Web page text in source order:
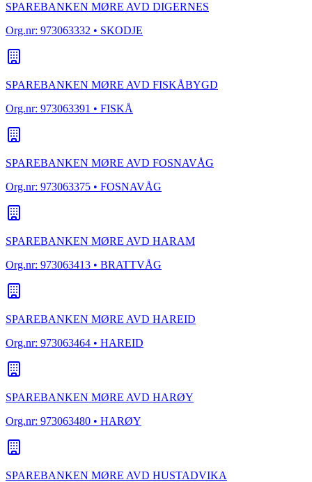
SPAREBANKEN MØRE AVD DIGERNES
Org.nr: 973063332 • SKODJE
SPAREBANKEN MØRE AVD FISKÅBYGD
Org.nr: 973063391 • FISKÅ
SPAREBANKEN MØRE AVD FOSNAVÅG
Org.nr: 973063375 • FOSNAVÅG
SPAREBANKEN MØRE AVD HARAM
Org.nr: 973063413 • BRATTVÅG
SPAREBANKEN MØRE AVD HAREID
Org.nr: 973063464 • HAREID
SPAREBANKEN MØRE AVD HARØY
Org.nr: 973063480 • HARØY
SPAREBANKEN MØRE AVD HUSTADVIKA